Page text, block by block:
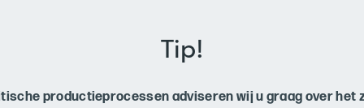
Tip!
productieprocessen adviseren wij u graag over het